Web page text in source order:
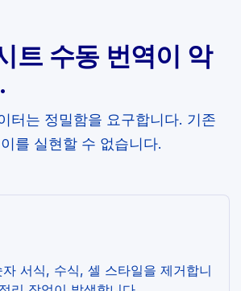
트 수동 번역이 악
터는 정밀함을 요구합니다. 기존
를 실현할 수 없습니다.
서식, 수식, 셀 스타일을 제거합니